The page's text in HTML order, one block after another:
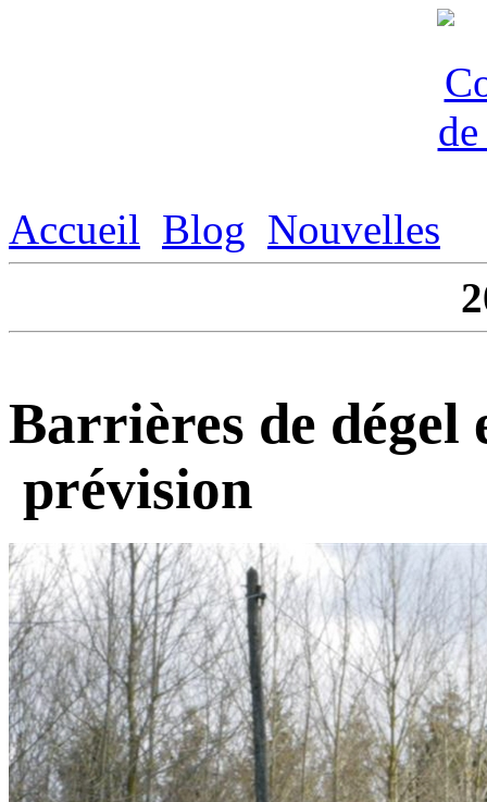
Accueil Blog Nouvelles
Barrières de dégel
prévision